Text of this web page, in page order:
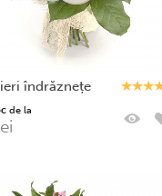
îndrăznețe
de la